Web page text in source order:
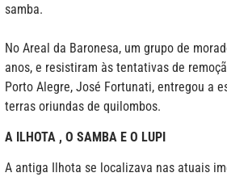
samba.
No Areal da Baronesa, um grupo de
anos, e resistiram às tentativas de
Porto Alegre, José Fortunati, entregou a
terras oriundas de quilombos.
A ILHOTA , O SAMBA E O LUPI
A antiga Ilhota se localizava nas atuais